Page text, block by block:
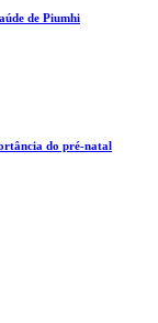
de Piumhi
do pré-natal